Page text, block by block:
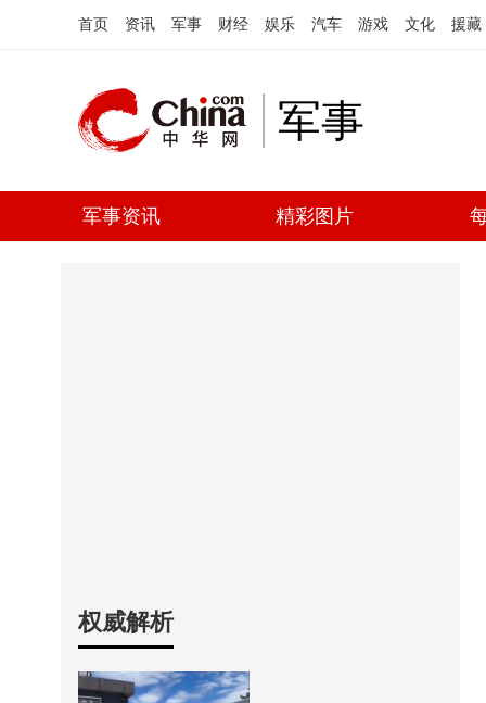
首页 资讯 军事 财经 娱乐 汽车 游戏 文化 援藏
军事
军事资讯 精彩图片
权威解析